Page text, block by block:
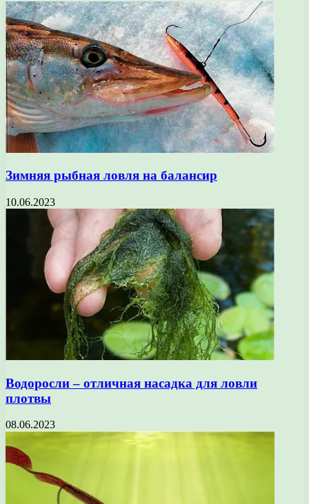
Зимняя рыбная ловля на балансир
10.06.2023
Водоросли – отличная насадка для ловли
плотвы
08.06.2023